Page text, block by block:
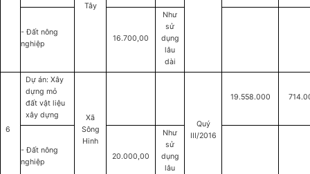
Tây
- Đất nông
nghiệp
16.700,00
Như
sử
dụng
lâu
dài
6
Dự án: Xây
dựng mỏ
đất vật liệu
xây dựng
Xã
Sông
Hinh
Quý
III/2016
19.558.000
- Đất nông
nghiệp
20.000,00
Như
sử
dụng
lâu